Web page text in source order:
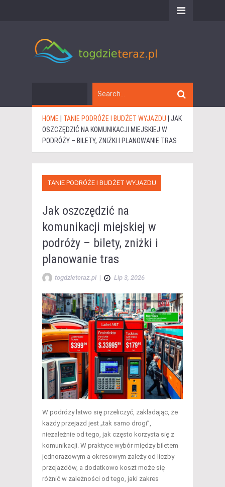
HOME TANIE PODRÓŻE I BUDŻET WYJAZDU
JAK
OSZCZĘDZIĆ NA KOMUNIKACJI MIEJSKIEJ W
PODRÓŻY – BILETY, ZNIŻKI I PLANOWANIE TRAS
TANIE PODRÓŻE I BUDŻET WYJAZDU
Jak oszczędzić na
komunikacji miejskiej w
podróży – bilety, zniżki i
planowanie tras
togdzieteraz.pl | Lip 3, 2026
W podróży łatwo się przeliczyć, zakładając, że
każdy przejazd jest „tak samo drogi”,
niezależnie od tego, jak często korzysta się z
komunikacji. W praktyce wybór między biletem
jednorazowym a okresowym zależy od liczby
przejazdów, a dodatkowo koszt może się
różnić w zależności od tego, jaki zakres